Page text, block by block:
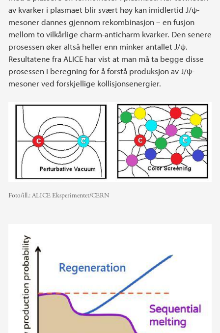
av kvarker i plasmaet blir svært høy kan imidlertid J/ψ-
mesoner dannes gjennom rekombinasjon – en fusjon
mellom to vilkårlige charm-anticharm kvarker. Den senere
prosessen øker altså heller enn minker antallet J/ψ.
Resultatene fra ALICE har vist at man må ta begge disse
prosessen i beregning for å forstå produksjon av J/ψ-
mesoner ved forskjellige kollisjonsenergier.
Foto/ill.:ALICE Eksperimentet/CERN